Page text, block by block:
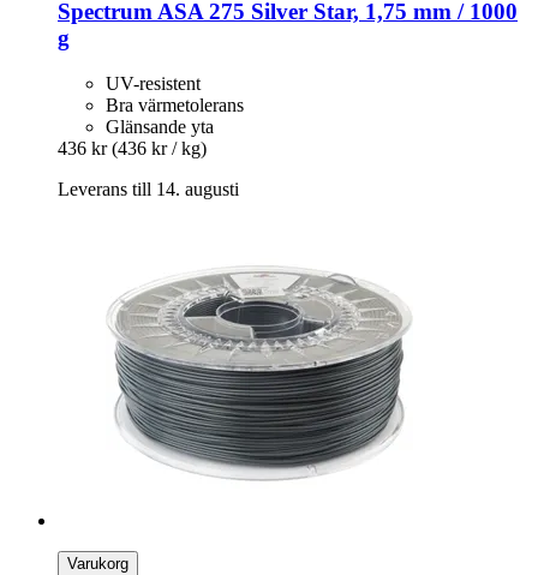
Spectrum ASA 275 Silver Star, 1,75 mm / 1000
g
UV-resistent
Bra värmetolerans
Glänsande yta
436 kr (436 kr / kg)
Leverans till 14. augusti
Varukorg